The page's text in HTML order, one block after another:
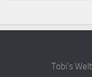
Tobi's